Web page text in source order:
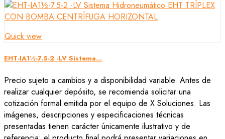
Quick view
EHT-IA1½-7.5-2 -LV Sistema...
Precio sujeto a cambios y a disponibilidad variable. Antes de
realizar cualquier depósito, se recomienda solicitar una
cotización formal emitida por el equipo de X Soluciones. Las
imágenes, descripciones y especificaciones técnicas
presentadas tienen carácter únicamente ilustrativo y de